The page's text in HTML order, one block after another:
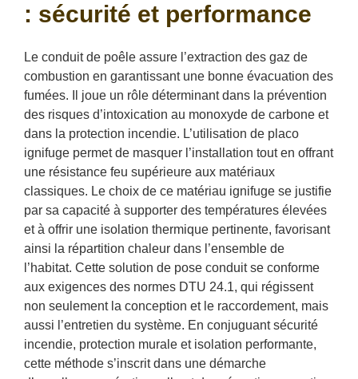
: sécurité et performance
Le conduit de poêle assure l’extraction des gaz de
combustion en garantissant une bonne évacuation des
fumées. Il joue un rôle déterminant dans la prévention
des risques d’intoxication au monoxyde de carbone et
dans la protection incendie. L’utilisation de placo
ignifuge permet de masquer l’installation tout en offrant
une résistance feu supérieure aux matériaux
classiques. Le choix de ce matériau ignifuge se justifie
par sa capacité à supporter des températures élevées
et à offrir une isolation thermique pertinente, favorisant
ainsi la répartition chaleur dans l’ensemble de
l’habitat. Cette solution de pose conduit se conforme
aux exigences des normes DTU 24.1, qui régissent
non seulement la conception et le raccordement, mais
aussi l’entretien du système. En conjuguant sécurité
incendie, protection murale et isolation performante,
cette méthode s’inscrit dans une démarche